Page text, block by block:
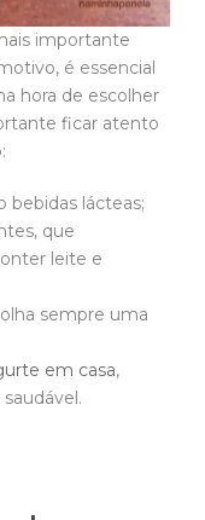
importante
é essencial
hora de escolher
ficar atento
bebidas lácteas;
que
leite e
sempre uma
em casa,